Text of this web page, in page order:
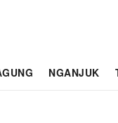
NGANJUK